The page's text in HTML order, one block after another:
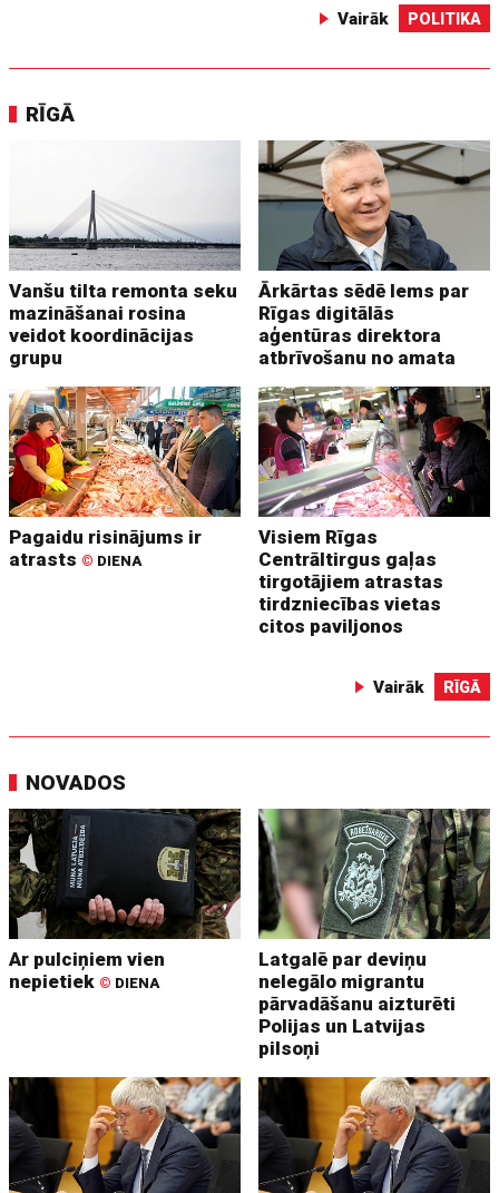
Vairāk POLITIKA
RĪGĀ
Vanšu tilta remonta seku
mazināšanai rosina
veidot koordinācijas
grupu
Ārkārtas sēdē lems par
Rīgas digitālās
aģentūras direktora
atbrīvošanu no amata
Pagaidu risinājums ir
atrasts © DIENA
Visiem Rīgas
Centrāltirgus gaļas
tirgotājiem atrastas
tirdzniecības vietas
citos paviljonos
Vairāk RĪGĀ
NOVADOS
Ar pulciņiem vien
nepietiek © DIENA
Latgalē par deviņu
nelegālo migrantu
pārvadāšanu aizturēti
Polijas un Latvijas
pilsoņi